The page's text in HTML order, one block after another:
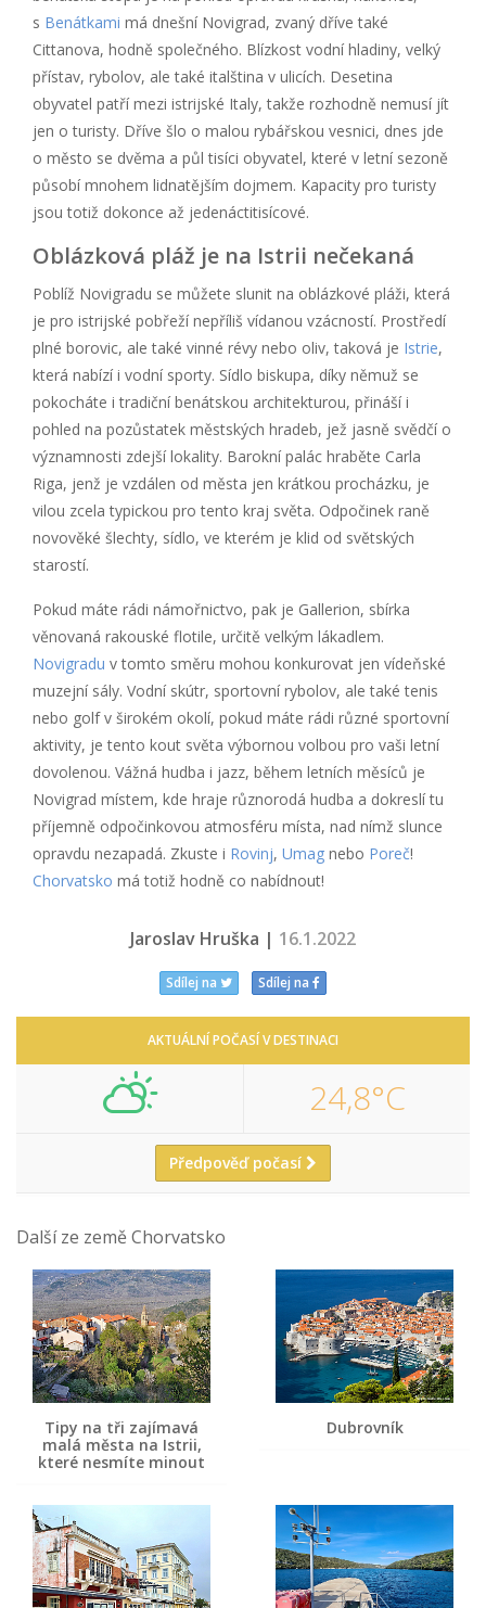
s Benátkami má dnešní Novigrad, zvaný dříve také
Cittanova, hodně společného. Blízkost vodní hladiny, velký
přístav, rybolov, ale také italština v ulicích. Desetina
obyvatel patří mezi istrijské Italy, takže rozhodně nemusí jít
jen o turisty. Dříve šlo o malou rybářskou vesnici, dnes jde
o město se dvěma a půl tisíci obyvatel, které v letní sezoně
působí mnohem lidnatějším dojmem. Kapacity pro turisty
jsou totiž dokonce až jedenáctitisícové.
Oblázková pláž je na Istrii nečekaná
Poblíž Novigradu se můžete slunit na oblázkové pláži, která
je pro istrijské pobřeží nepříliš vídanou vzácností. Prostředí
plné borovic, ale také vinné révy nebo oliv, taková je Istrie,
která nabízí i vodní sporty. Sídlo biskupa, díky němuž se
pokocháte i tradiční benátskou architekturou, přináší i
pohled na pozůstatek městských hradeb, jež jasně svědčí o
významnosti zdejší lokality. Barokní palác hraběte Carla
Riga, jenž je vzdálen od města jen krátkou procházku, je
vilou zcela typickou pro tento kraj světa. Odpočinek raně
novověké šlechty, sídlo, ve kterém je klid od světských
starostí.
Pokud máte rádi námořnictvo, pak je Gallerion, sbírka
věnovaná rakouské flotile, určitě velkým lákadlem.
Novigradu v tomto směru mohou konkurovat jen vídeňské
muzejní sály. Vodní skútr, sportovní rybolov, ale také tenis
nebo golf v širokém okolí, pokud máte rádi různé sportovní
aktivity, je tento kout světa výbornou volbou pro vaši letní
dovolenou. Vážná hudba i jazz, během letních měsíců je
Novigrad místem, kde hraje různorodá hudba a dokreslí tu
příjemně odpočinkovou atmosféru místa, nad nímž slunce
opravdu nezapadá. Zkuste i Rovinj, Umag nebo Poreč!
Chorvatsko má totiž hodně co nabídnout!
Jaroslav Hruška | 16.1.2022
Sdílej na Sdílej na
AKTUÁLNÍ POČASÍ V DESTINACI
24,8°C
Předpověď počasí
Další ze země Chorvatsko
Tipy na tři zajímavá
malá města na Istrii,
které nesmíte minout
Dubrovník